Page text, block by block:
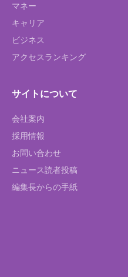
マネー
キャリア
ビジネス
アクセスランキング
サイトについて
会社案内
採用情報
お問い合わせ
ニュース読者投稿
編集長からの手紙